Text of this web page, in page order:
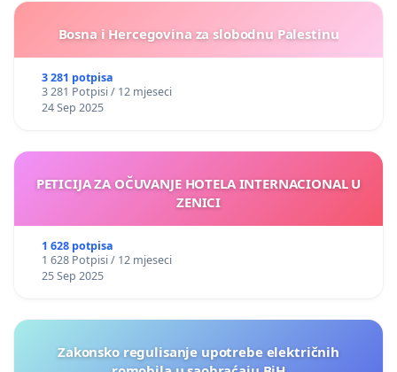
Bosna i Hercegovina za slobodnu Palestinu
3 281 potpisa
3 281 Potpisi / 12 mjeseci
24 Sep 2025
PETICIJA ZA OČUVANJE HOTELA INTERNACIONAL U
ZENICI
1 628 potpisa
1 628 Potpisi / 12 mjeseci
25 Sep 2025
Zakonsko regulisanje upotrebe električnih